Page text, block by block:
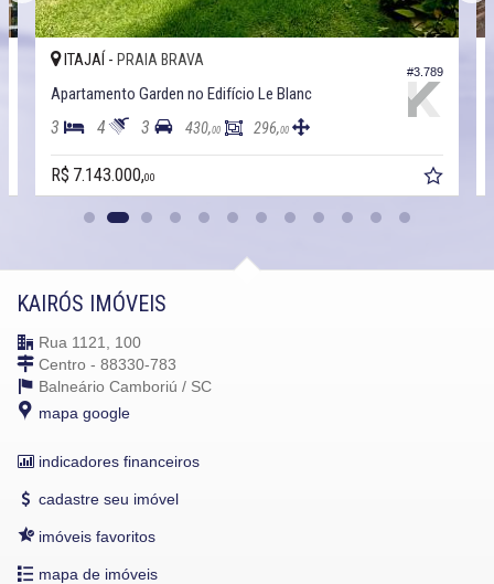
#3.789
ITAJAÍ - PRAIA BRAVA
Apartamento Garden no Edifício Le Blanc
3 4 3 430,00 296,00
R$ 7.143.000,00
KAIRÓS IMÓVEIS
Rua 1121, 100
Centro - 88330-783
Balneário Camboriú / SC
mapa google
indicadores financeiros
cadastre seu imóvel
imóveis favoritos
mapa de imóveis